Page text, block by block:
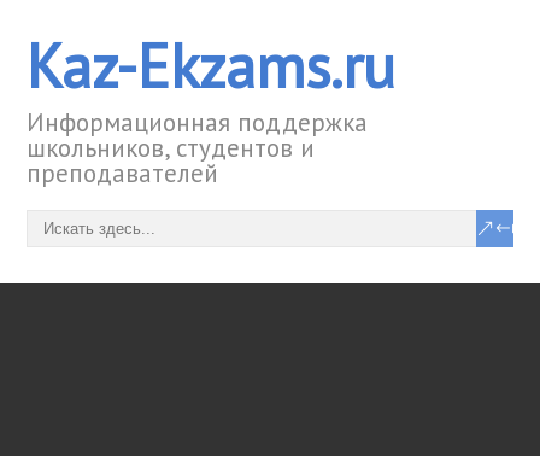
Kaz-Ekzams.ru
Информационная поддержка
школьников, студентов и
преподавателей